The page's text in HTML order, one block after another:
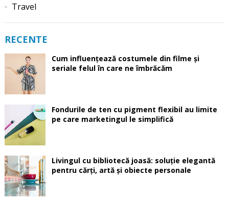
Travel
RECENTE
Cum influențează costumele din filme și
seriale felul în care ne îmbrăcăm
Fondurile de ten cu pigment flexibil au limite
pe care marketingul le simplifică
Livingul cu bibliotecă joasă: soluție elegantă
pentru cărți, artă și obiecte personale